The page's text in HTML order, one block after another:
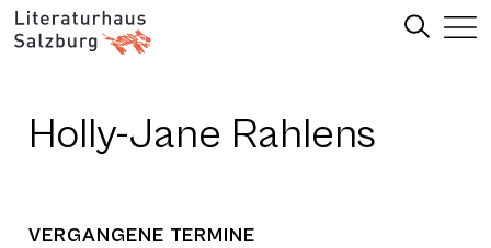
Holly-Jane Rahlens
VERGANGENE TERMINE